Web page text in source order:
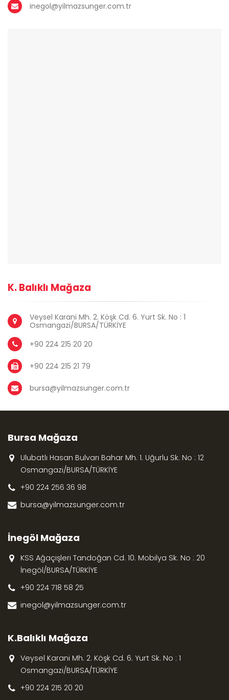
inegol@yilmazsunger.com.tr
K. Balıklı Mağaza
Veysel Karani Mh. 2. Köşk Cd. 6. Yurt Sk. No : 1
Osmangazi/BURSA/TÜRKİYE
+90 224 215 20 20
+90 224 215 21 79
bursa@yilmazsunger.com.tr
Bursa Mağaza
Ulubatlı Hasan Bulvarı Bahar Mh. 1. Uğurlu Sk. No : 12
Osmangazi/BURSA/TÜRKİYE
+90 224 256 36 98
bursa@yilmazsunger.com.tr
İnegöl Mağaza
KSS Ağaçişleri Tandoğan Cd. 10. Mobilya Sk. No : 20
İnegöl/BURSA/TÜRKİYE
+90 224 718 58 25
inegol@yilmazsunger.com.tr
K.Balıklı Mağaza
Veysel Karani Mh. 2. Köşk Cd. 6. Yurt Sk. No : 1
Osmangazi/BURSA/TÜRKİYE
+90 224 215 20 20